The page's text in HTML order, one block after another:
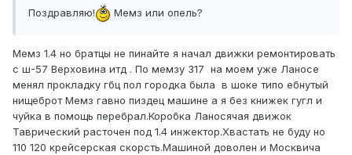
Поздравляю! Мемз или опель?
Мемз 1.4 но братцы не пинайте я начал движки ремонтировать
с ш-57 Верховина итд . По мемзу 317 на моем уже Ланосе
менял прокладку гбц пол городка была в шоке типо ебнутый
нищеброт Мемз гавно пиздец машине а я без книжек гугл и
чуйка в помощь перебрал.Коробка Ланосячая движок
Таврический расточен под 1.4 инжектор.Хвастать не буду но
110 120 крейсерская скорсть.Машиной доволен и Москвича